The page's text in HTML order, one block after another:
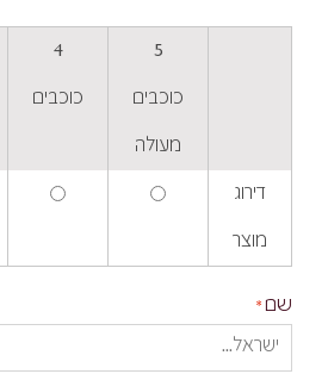
5
כוכבים
מעולה
4
כוכבים
דירוג
מוצר
שם